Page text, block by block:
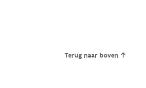
Terug naar boven